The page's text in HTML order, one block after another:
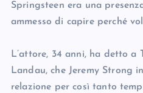
Springsteen era una
ammesso di capire perché
L’attore, 34 anni, ha detto a
Landau, che Jeremy Strong
relazione per così tanto